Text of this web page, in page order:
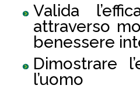
Valida
attraverso
benessere
Dimostrare
l’uomo